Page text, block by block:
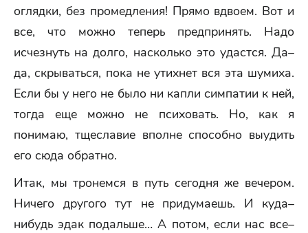
оглядки, без промедления! Прямо вдвоем. Вот и
все, что можно теперь предпринять. Надо
исчезнуть на долго, насколько это удастся. Да–
да, скрываться, пока не утихнет вся эта шумиха.
Если бы у него не было ни капли симпатии к ней,
тогда еще можно не психовать. Но, как я
понимаю, тщеславие вполне способно выудить
его сюда обратно.
Итак, мы тронемся в путь сегодня же вечером.
Ничего другого тут не придумаешь. И куда–
нибудь эдак подальше… А потом, если нас все–